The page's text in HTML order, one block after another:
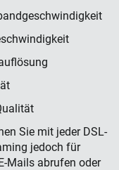
Sie mit jeder DSL-
jedoch für
Mails abrufen oder